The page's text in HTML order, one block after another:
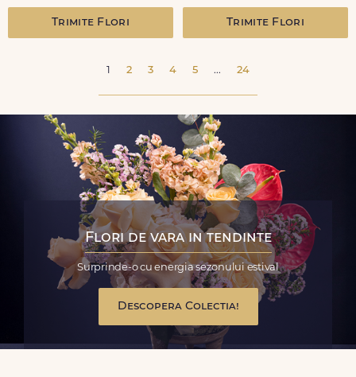
Trimite Flori Trimite Flori
1 2 3 4 5 ... 24
Flori de vara in tendinte
Surprinde-o cu energia sezonului estival
Descopera Colectia!